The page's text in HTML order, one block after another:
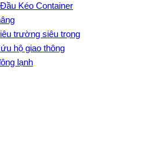
Kéo Container
trường siêu trọng
hộ giao thông
lạnh